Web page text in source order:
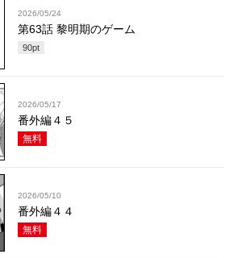
2026/05/24
第63話 黎明期のゲーム
90pt
2026/05/17
番外編４５
無料
2026/05/10
番外編４４
無料